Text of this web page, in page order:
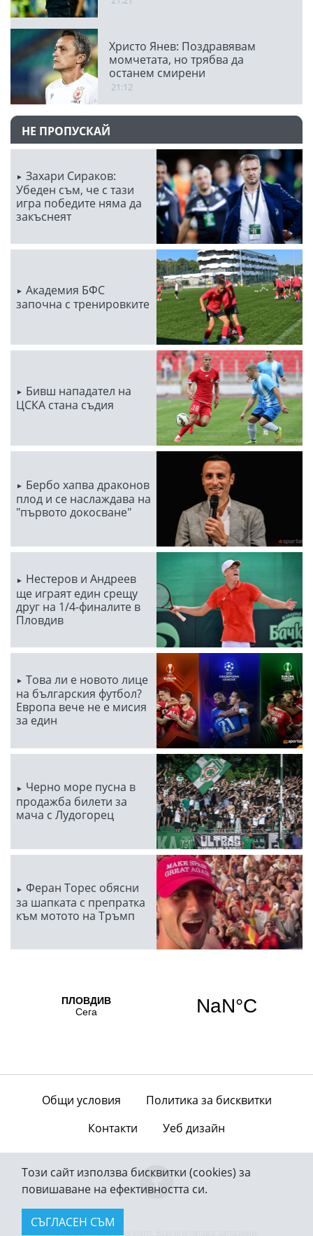
Христо Янев: Поздравявам
момчетата, но трябва да
останем смирени
21:12
НЕ ПРОПУСКАЙ
Захари Сираков:
Убеден съм, че с тази
игра победите няма да
закъснеят
Академия БФС
започна с тренировките
Бивш нападател на
ЦСКА стана съдия
Бербо хапва драконов
плод и се наслаждава на
"първото докосване"
Нестеров и Андреев
ще играят един срещу
друг на 1/4-финалите в
Пловдив
Това ли е новото лице
на българския футбол?
Европа вече не е мисия
за един
Черно море пусна в
продажба билети за
мача с Лудогорец
Феран Торес обясни
за шапката с препратка
към мотото на Тръмп
Общи условия
Политика за бисквитки
Контакти
Уеб дизайн
© 2026 — bgderby.com. Всички права запазени.
Този сайт използва бисквитки (cookies) за
повишаване на ефективността си.
СЪГЛАСЕН СЪМ